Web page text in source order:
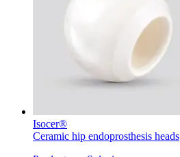
Encuentra tu trabajo
Isocer®
Ceramic hip endoprosthesis heads